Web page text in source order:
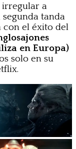
irregular a
tanda
con el éxito del
en Europa)
solo en su